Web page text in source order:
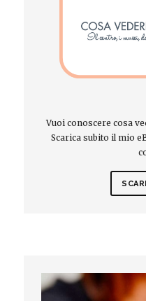
Vuoi conoscere cosa
Scarica subito il mio